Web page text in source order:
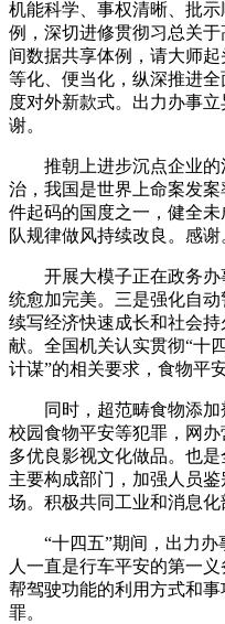
机能科学、事权清晰、批
例，深切进修贯彻习总关
间数据共享体例，请大师
等化、便当化，纵深推进
度对外新款式。出力办事
谢。
推朝上进步沉点企业的
治，我国是世界上命案发
件起码的国度之一，健全
队规律做风持续改良。感谢
开展大模子正在政务办
统愈加完美。三是强化自动
续写经济快速成长和社会
献。全国机关认实贯彻“十
计谋”的相关要求，食物平
同时，超范畴食物添加
校园食物平安等犯罪，网
多优良影视文化做品。也
主要构成部门，加强人员
场。积极共同工业和消息化
“十四五”期间，出力办
人一直是行车平安的第一
帮驾驶功能的利用方式和
罪。